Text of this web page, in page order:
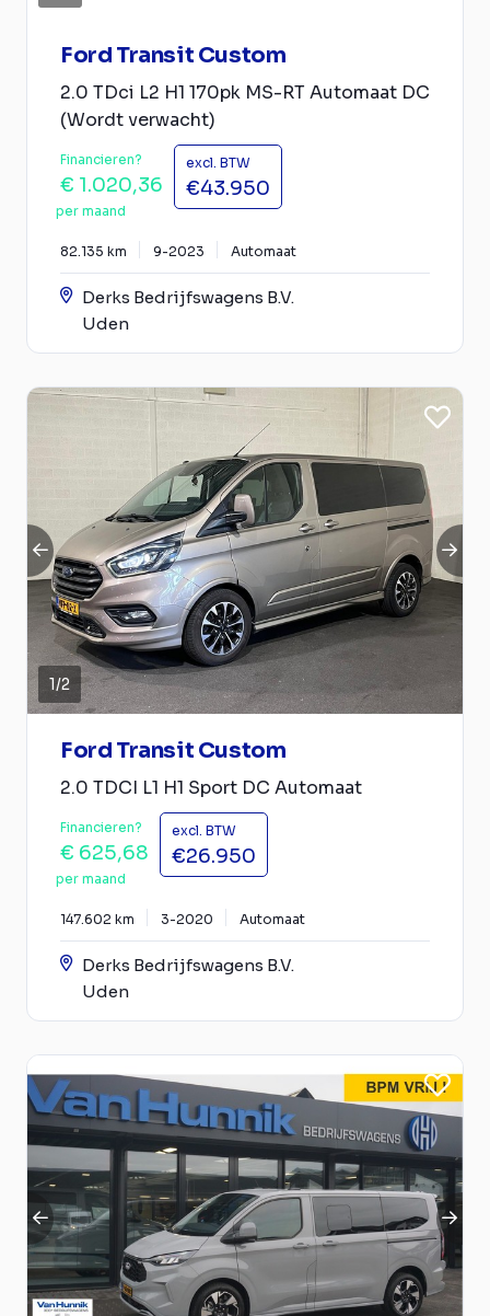
Ford Transit Custom
2.0 TDci L2 H1 170pk MS-RT Automaat DC
(Wordt verwacht)
Financieren?
€ 1.020,36
per maand
excl. BTW
€43.950
82.135 km 9-2023 Automaat
Derks Bedrijfswagens B.V.
Uden
1/2
Ford Transit Custom
2.0 TDCI L1 H1 Sport DC Automaat
Financieren?
€ 625,68
per maand
excl. BTW
€26.950
147.602 km 3-2020 Automaat
Derks Bedrijfswagens B.V.
Uden